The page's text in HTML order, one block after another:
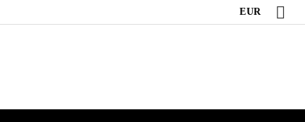
EUR